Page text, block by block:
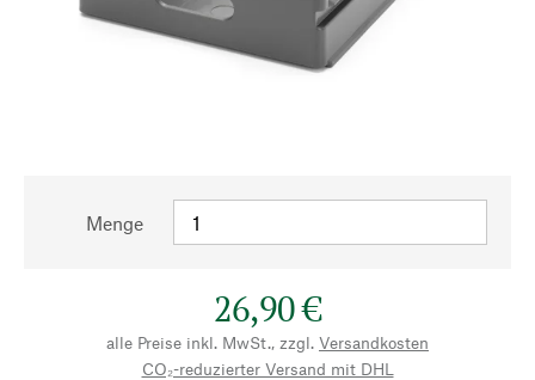
Menge
26,90 €
alle Preise inkl. MwSt., zzgl. Versandkosten
CO₂-reduzierter Versand mit DHL